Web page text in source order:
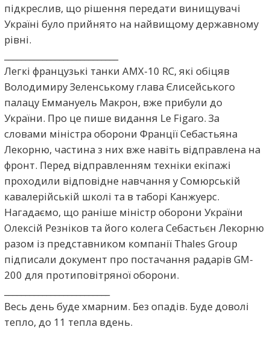
підкреслив, що рішення передати винищувачі
Україні було прийнято на найвищому державному
рівні.
Легкі французькі танки AMX-10 RC, які обіцяв
Володимиру Зеленському глава Єлисейського
палацу Еммануель Макрон, вже прибули до
України. Про це пише видання Le Figaro. За
словами міністра оборони Франції Себастьяна
Лекорню, частина з них вже навіть відправлена на
фронт. Перед відправленням техніки екіпажі
проходили відповідне навчання у Сомюрській
кавалерійській школі та в таборі Канжуерс.
Нагадаємо, що раніше міністр оборони України
Олексій Резніков та його колега Себастьєн Лекорню
разом із представником компанії Thales Group
підписали документ про постачання радарів GM-
200 для протиповітряної оборони.
Весь день буде хмарним. Без опадів. Буде доволі
тепло, до 11 тепла вдень.